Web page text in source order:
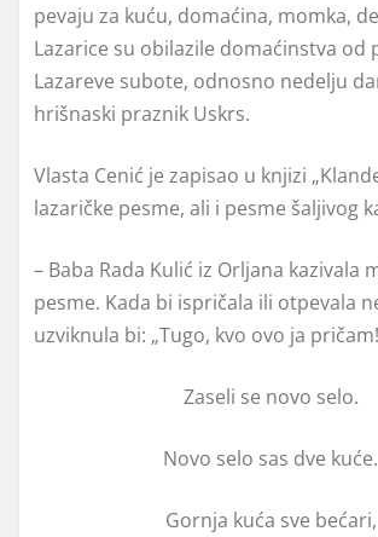
pevaju za kuću, domaćina, momka,
Lazarice su obilazile domaćinstva od
Lazareve subote, odnosno nedelju
hrišnaski praznik Uskrs.
Vlasta Cenić je zapisao u knjizi
lazaričke pesme, ali i pesme šaljivog
– Baba Rada Kulić iz Orljana kazivala
pesme. Kada bi ispričala ili otpevala
uzviknula bi: „Tugo, kvo ovo ja
Zaseli se novo selo.
Novo selo sas dve kuće.
Gornja kuća sve bećari,